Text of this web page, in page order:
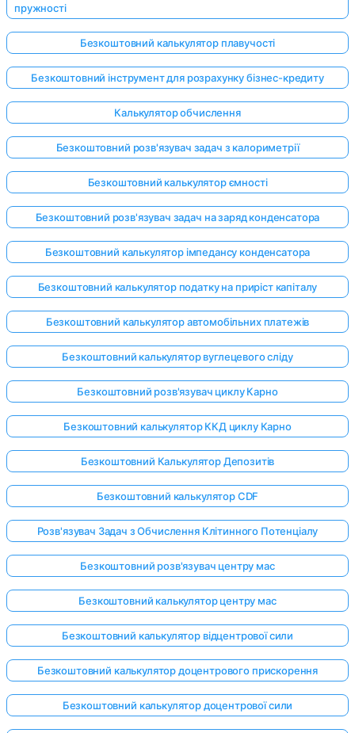
пружності
Безкоштовний калькулятор плавучості
Безкоштовний інструмент для розрахунку бізнес-кредиту
Калькулятор обчислення
Безкоштовний розв'язувач задач з калориметрії
Безкоштовний калькулятор ємності
Безкоштовний розв'язувач задач на заряд конденсатора
Безкоштовний калькулятор імпедансу конденсатора
Безкоштовний калькулятор податку на приріст капіталу
Безкоштовний калькулятор автомобільних платежів
Безкоштовний калькулятор вуглецевого сліду
Безкоштовний розв'язувач циклу Карно
Безкоштовний калькулятор ККД циклу Карно
Безкоштовний Калькулятор Депозитів
Безкоштовний калькулятор CDF
Розв'язувач Задач з Обчислення Клітинного Потенціалу
Безкоштовний розв'язувач центру мас
Безкоштовний калькулятор центру мас
Безкоштовний калькулятор відцентрової сили
Безкоштовний калькулятор доцентрового прискорення
Безкоштовний калькулятор доцентрової сили